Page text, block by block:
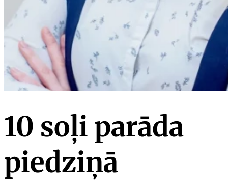
10 soļi parāda
piedziņā